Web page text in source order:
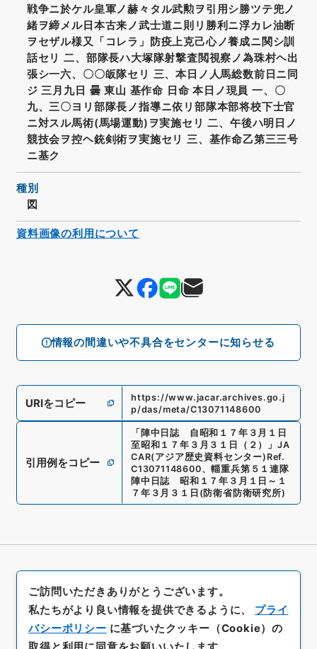
情報の間違いや不具合をセンターに知らせる
戦争ニ於ケル皇軍ノ赫々タル武勲ヲ引用シ勝ツテ兜ノ
緒ヲ締メル日本古来ノ武士道ニ則リ勝利ニ浮カレ油断
ヲセザル様又「コレラ」防疫上克己心ノ養成ニ関シ訓
話セリ 二、部隊長ハ大塚隊射撃査閲視察ノ為珠村ヘ出
張シ一六、〇〇皈隊セリ 三、本日ノ人馬総数前日ニ同
ジ 三月九日 曇 東山 基作命 日命 本日ノ現員 一、〇
九、三〇ヨリ部隊長ノ指導ニ依リ部隊本部将校下士官
ニ対スル馬術(馬場運動)ヲ実施セリ 二、午後ハ明日ノ
競技会ヲ控ヘ銃剣術ヲ実施セリ 三、基作命乙第三三号
ニ基ク
種別
図
URIをコピー
https://www.jacar.archives.go.j
p/das/meta/C13071148600
引用例をコピー
「陣中日誌 自昭和１７年３月１日
至昭和１７年３月３１日（２）
」 JA
CAR(アジア歴史資料センター) Ref.
C13071148600、輜重兵第５１連隊
陣中日誌 昭和１７年３月１日～１
７年３月３１日 (防衛省防衛研究所)
資料画像の利用について
ご訪問いただきありがとうございます。
私たちがより良い情報を提供できるように、 プライ
バシーポリシー に基づいたクッキー（Cookie）の